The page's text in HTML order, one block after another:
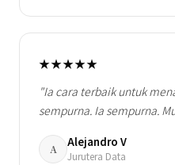
★★★★★
"Ia cara terbaik untuk
sempurna. Ia sempurna.
A Alejandro V
Jurutera Data